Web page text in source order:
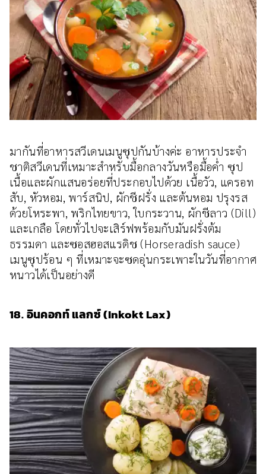
มากันที่อาหารสวีเดนเมนูซุปกันบ้างค่ะ อาหารประจำ
ชาติสวีเดนที่เหมาะสำหรับมื้อกลางวันหรือมื้อค่ำ ซุป
เนื้อและผักแสนอร่อยที่ประกอบไปด้วย เนื้อวัว, แครอท
สับ, หัวหอม, พาร์สนิป, ผักชีฝรั่ง และต้นหอม ปรุงรส
ด้วยโหระพา, พริกไทยขาว, ใบกระวาน, ผักชีลาว (Dill)
และเกลือ โดยทั่วไปจะเสิร์ฟพร้อมกับมันฝรั่งต้ม
ธรรมดา และซอสฮอสแรดิช (Horseradish sauce)
เมนูซุปร้อน ๆ ที่เหมาะจะซดอุ่นกระเพาะในวันที่อากาศ
หนาวได้เป็นอย่างดี
18. อินคอกท์ แลกซ์ (Inkokt Lax)